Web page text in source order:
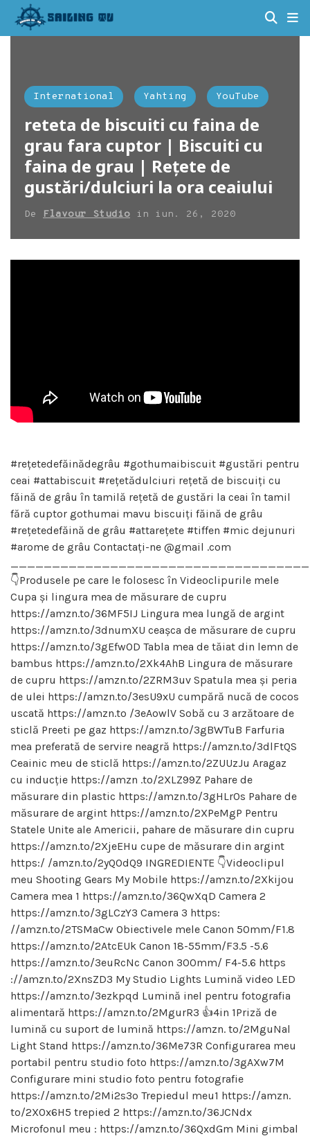
International Yahting YouTube
reteta de biscuiti cu faina de
grau fara cuptor | Biscuiti cu
faina de grau | Rețete de
gustări/dulciuri la ora ceaiului
De Flavour Studio in iun. 26, 2020
#rețetedefăinădegrâu #gothumaibiscuit #gustări pentru
ceai #attabiscuit #rețetădulciuri rețetă de biscuiți cu
făină de grâu în tamilă rețetă de gustări la ceai în tamil
fără cuptor gothumai mavu biscuiți făină de grâu
#rețetedefăină de grâu #attarețete #tiffen #mic dejunuri
#arome de grâu Contactați-ne @gmail .com
👇Produsele pe care le folosesc în Videoclipurile mele
Cupa și lingura mea de măsurare de cupru
https://amzn.to/36MF5IJ Lingura mea lungă de argint
https://amzn.to/3dnumXU ceașca de măsurare de cupru
https://amzn.to/3gEfwOD Tabla mea de tăiat din lemn de
bambus https://amzn.to/2Xk4AhB Lingura de măsurare
de cupru https://amzn.to/2ZRM3uv Spatula mea și peria
de ulei https://amzn.to/3esU9xU cumpără nucă de cocos
uscată https://amzn.to /3eAowlV Sobă cu 3 arzătoare de
sticlă Preeti pe gaz https://amzn.to/3gBWTuB Farfuria
mea preferată de servire neagră https://amzn.to/3dlFtQS
Ceainic meu de sticlă https://amzn.to/2ZUUzJu Aragaz
cu inducție https://amzn .to/2XLZ99Z Pahare de
măsurare din plastic https://amzn.to/3gHLr0s Pahare de
măsurare de argint https://amzn.to/2XPeMgP Pentru
Statele Unite ale Americii, pahare de măsurare din cupru
https://amzn.to/2XjeEHu cupe de măsurare din argint
https:/ /amzn.to/2yQOdQ9 INGREDIENTE 👇Videoclipul
meu Shooting Gears My Mobile https://amzn.to/2Xkijou
Camera mea 1 https://amzn.to/36QwXqD Camera 2
https://amzn.to/3gLCzY3 Camera 3 https:
//amzn.to/2TSMaCw Obiectivele mele Canon 50mm/F1.8
https://amzn.to/2AtcEUk Canon 18-55mm/F3.5 -5.6
https://amzn.to/3euRcNc Canon 300mm/ F4-5.6 https
://amzn.to/2XnsZD3 My Studio Lights Lumină video LED
https://amzn.to/3ezkpqd Lumină inel pentru fotografia
alimentară https://amzn.to/2MgurR3 👍4in 1Priză de
lumină cu suport de lumină https://amzn. to/2MguNal
Light Stand https://amzn.to/36Me73R Configurarea meu
portabil pentru studio foto https://amzn.to/3gAXw7M
Configurare mini studio foto pentru fotografie
https://amzn.to/2Mi2s3o Trepiedul meu1 https://amzn.
to/2XOx6H5 trepied 2 https://amzn.to/36JCNdx
Microfonul meu : https://amzn.to/36QxdGm Mini gimbal